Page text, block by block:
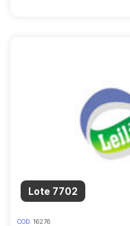
Lote 7702
COD. 16276